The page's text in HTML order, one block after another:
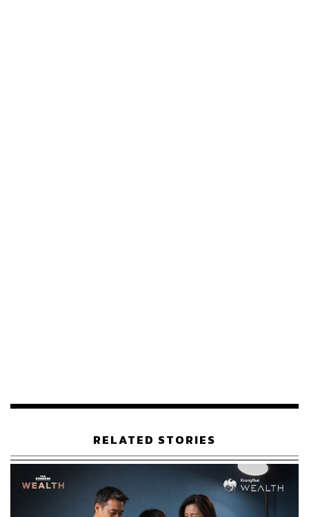
มหาเศรษฐีไทย
ความร่ำรวย
จิราธิวัฒน์
RELATED STORIES